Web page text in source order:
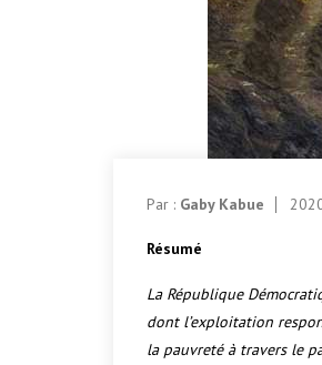
Par : Gaby Kabue
Résumé
La République
dont l’exploitation
la pauvreté à travers le